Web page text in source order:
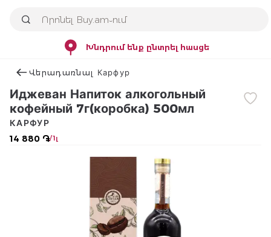
Խնդրում ենք ընտրել հասցե
Վերադառնալ Карфур
Иджеван Напиток алкогольный
кофейный 7г(коробка) 500мл
14 880 ֏/ 1լ
КАРФУР